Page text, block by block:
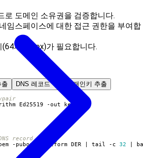
로 도메인 소유권을 검증합니다.
네임스페이스에 대한 접근 권한을 부여합
(64자리 hex)가 필요합니다.
DNS 레코드 추가 개인키 추출
Ed25519 -out key.pem
record
-pubout -outform DER
tail -c 32